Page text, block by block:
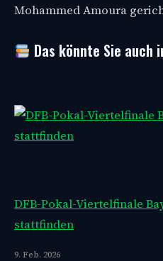
Mohammed Amoura
Das könnte Sie auch
DFB-Pokal-Viertelfinale
stattfinden
9. Feb. 2026